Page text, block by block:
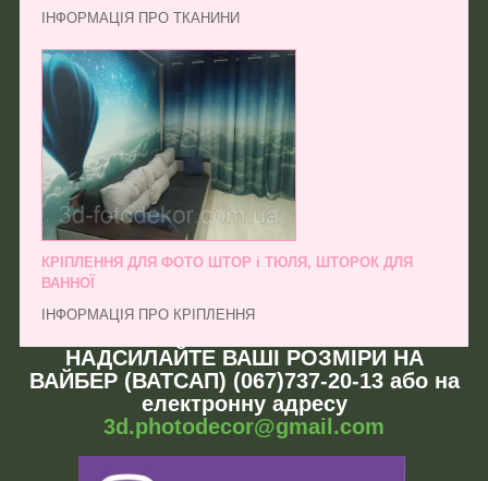
ІНФОРМАЦІЯ ПРО ТКАНИНИ
КРІПЛЕННЯ ДЛЯ ФОТО ШТОР і ТЮЛЯ, ШТОРОК ДЛЯ
ВАННОЇ
ІНФОРМАЦІЯ ПРО КРІПЛЕННЯ
НАДСИЛАЙТЕ ВАШІ РОЗМІРИ НА
ВАЙБЕР (ВАТСАП) (067)737-20-13 або на
електронну адресу
3d.photodecor@gmail.com